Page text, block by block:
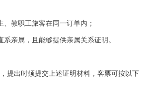
、教职工旅客在同一订单内；
系亲属，且能够提供亲属关系证明。
提出时须提交上述证明材料，客票可按以下